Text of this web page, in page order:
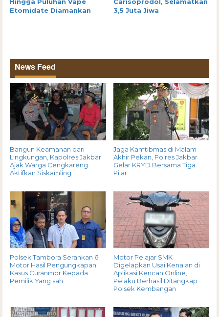
Etomidate Diamankan
3,5 Juta Jiwa
News Feed
Bangun Keamanan dari
Lingkungan, Kapolres Jakbar
Ajak Warga Cengkareng
Aktifkan Siskamling
Jaga Kamtibmas di Malam
Akhir Pekan, Polres Jakbar
Gelar KRYD Bersama Tiga
Pilar
Polsek Tambora Serahkan 6
Motor Hasil Pengungkapan
Kasus Curanmor Kepada
Pemilik Yang sah
Motor Pelajar SMK
Digelapkan Usai Kenalan di
Aplikasi Kencan Online,
Pelaku Berhasil Ditangkap
Polsek Kembangan